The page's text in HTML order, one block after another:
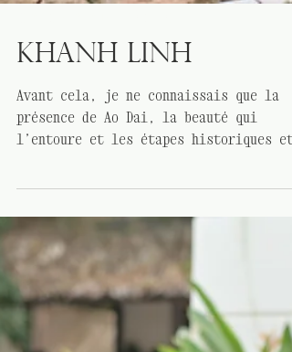
HISTOIRES SUR L'ÁO DÀI
Khanh Linh
Avant cela, je ne connaissais que la
présence de Ao Dai, la beauté qui
l’entoure et les étapes historiques et
culturelles...